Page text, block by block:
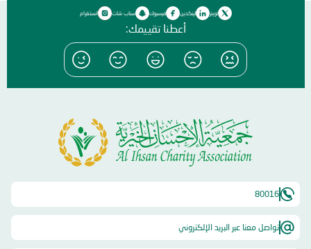
تويتر لينكدين فيسبوك سناب شات انستغرام
أعطنا تقييمك:
80016
تواصل معنا عبر البريد الإلكتروني